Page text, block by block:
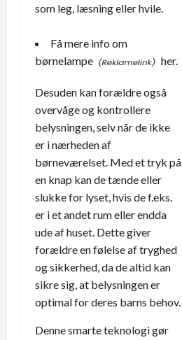
som leg, læsning eller hvile.
Få mere info om
børnelampe
her.
Desuden kan forældre også
overvåge og kontrollere
belysningen, selv når de ikke
er i nærheden af
børneværelset. Med et tryk på
en knap kan de tænde eller
slukke for lyset, hvis de f.eks.
er i et andet rum eller endda
ude af huset. Dette giver
forældre en følelse af tryghed
og sikkerhed, da de altid kan
sikre sig, at belysningen er
optimal for deres barns behov.
Denne smarte teknologi gør